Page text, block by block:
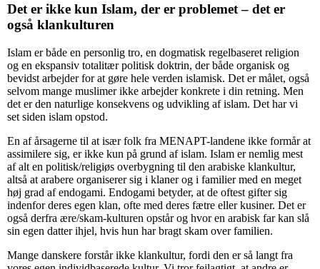
Det er ikke kun Islam, der er problemet – det er
også klankulturen
Islam er både en personlig tro, en dogmatisk regelbaseret religion
og en ekspansiv totalitær politisk doktrin, der både organisk og
bevidst arbejder for at gøre hele verden islamisk. Det er målet, også
selvom mange muslimer ikke arbejder konkrete i din retning. Men
det er den naturlige konsekvens og udvikling af islam. Det har vi
set siden islam opstod.
En af årsagerne til at især folk fra MENAPT-landene ikke formår at
assimilere sig, er ikke kun på grund af islam. Islam er nemlig mest
af alt en politisk/religiøs overbygning til den arabiske klankultur,
altså at arabere organiserer sig i klaner og i familier med en meget
høj grad af endogami. Endogami betyder, at de oftest gifter sig
indenfor deres egen klan, ofte med deres fætre eller kusiner. Det er
også derfra ære/skam-kulturen opstår og hvor en arabisk far kan slå
sin egen datter ihjel, hvis hun har bragt skam over familien.
Mange danskere forstår ikke klankultur, fordi den er så langt fra